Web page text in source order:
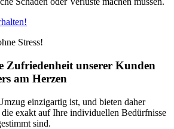
Stress!
Zufriedenheit unserer Kunden
am Herzen
einzigartig ist, und bieten daher
die exakt auf Ihre individuellen Bedürfnisse
sind.